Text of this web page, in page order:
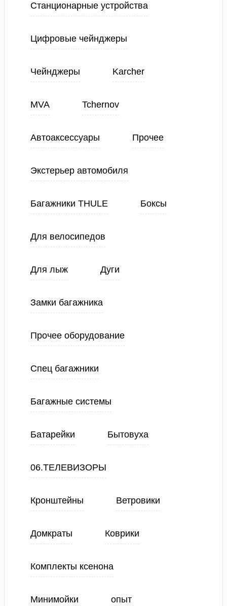
Станционарные устройства
Цифровые чейнджеры
Чейнджеры Karcher
MVA Tchernov
Автоаксессуары Прочее
Экстерьер автомобиля
Багажники THULE Боксы
Для велосипедов
Для лыж Дуги
Замки багажника
Прочее оборудование
Спец багажники
Багажные системы
Батарейки Бытовуха
06.ТЕЛЕВИЗОРЫ
Кронштейны Ветровики
Домкраты Коврики
Комплекты ксенона
Минимойки опыт